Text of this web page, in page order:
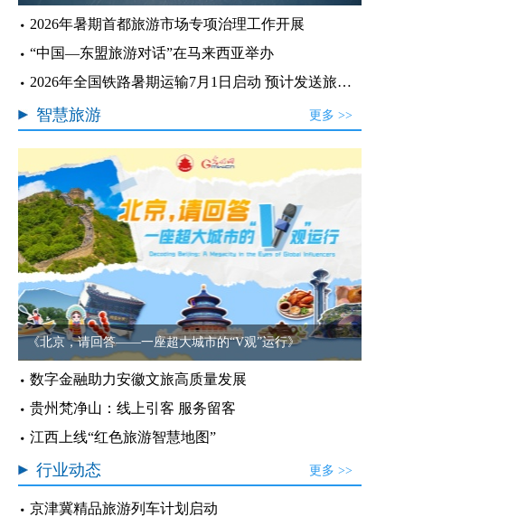
2026年暑期首都旅游市场专项治理工作开展
“中国—东盟旅游对话”在马来西亚举办
2026年全国铁路暑期运输7月1日启动 预计发送旅客10.1亿人次
智慧旅游 更多 >>
《北京，请回答——一座超大城市的“V观”运行》
数字金融助力安徽文旅高质量发展
贵州梵净山：线上引客 服务留客
江西上线“红色旅游智慧地图”
行业动态 更多 >>
京津冀精品旅游列车计划启动